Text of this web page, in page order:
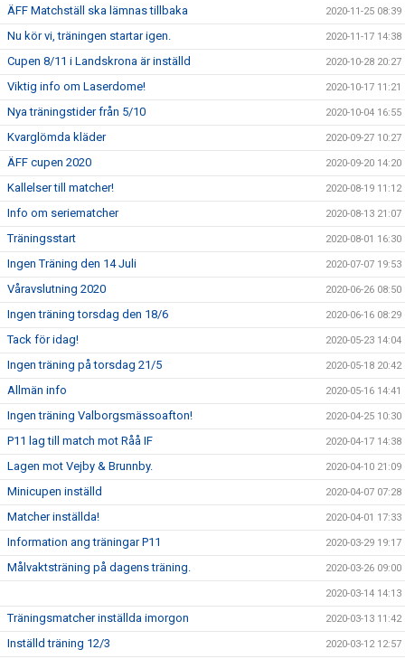
ÄFF Matchställ ska lämnas tillbaka 2020-11-25 08:39
Nu kör vi, träningen startar igen. 2020-11-17 14:38
Cupen 8/11 i Landskrona är inställd 2020-10-28 20:27
Viktig info om Laserdome! 2020-10-17 11:21
Nya träningstider från 5/10 2020-10-04 16:55
Kvarglömda kläder 2020-09-27 10:27
ÄFF cupen 2020 2020-09-20 14:20
Kallelser till matcher! 2020-08-19 11:12
Info om seriematcher 2020-08-13 21:07
Träningsstart 2020-08-01 16:30
Ingen Träning den 14 Juli 2020-07-07 19:53
Våravslutning 2020 2020-06-26 08:50
Ingen träning torsdag den 18/6 2020-06-16 08:29
Tack för idag! 2020-05-23 14:04
Ingen träning på torsdag 21/5 2020-05-18 20:42
Allmän info 2020-05-16 14:41
Ingen träning Valborgsmässoafton! 2020-04-25 10:30
P11 lag till match mot Råå IF 2020-04-17 14:38
Lagen mot Vejby & Brunnby. 2020-04-10 21:09
Minicupen inställd 2020-04-07 07:28
Matcher inställda! 2020-04-01 17:33
Information ang träningar P11 2020-03-29 19:17
Målvaktsträning på dagens träning. 2020-03-26 09:00
2020-03-14 14:13
Träningsmatcher inställda imorgon 2020-03-13 11:42
Inställd träning 12/3 2020-03-12 12:57